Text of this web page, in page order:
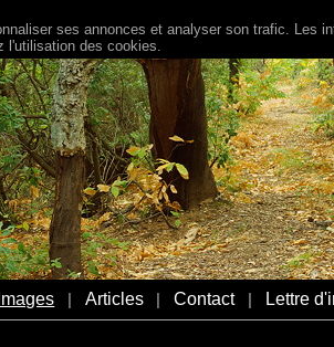
Images Articles Contact Lettre
ses annonces et analyser son trafic. Les
l'utilisation des cookies.